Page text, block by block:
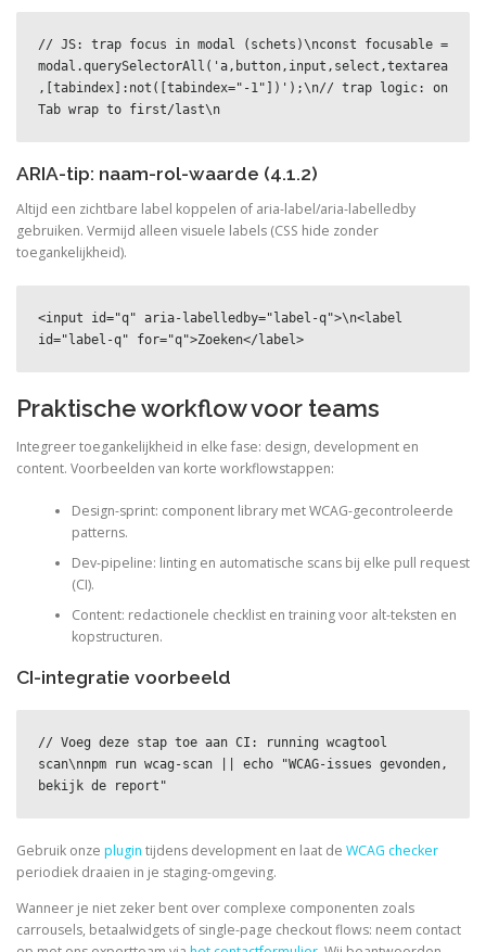
// JS: trap focus in modal (schets)\nconst focusable =
modal.querySelectorAll('a,button,input,select,textarea
,[tabindex]:not([tabindex="-1"])');\n// trap logic: on
Tab wrap to first/last\n
ARIA-tip: naam-rol-waarde (4.1.2)
Altijd een zichtbare label koppelen of aria-label/aria-labelledby
gebruiken. Vermijd alleen visuele labels (CSS hide zonder
toegankelijkheid).
<input id="q" aria-labelledby="label-q">\n<label
id="label-q" for="q">Zoeken</label>
Praktische workflow voor teams
Integreer toegankelijkheid in elke fase: design, development en
content. Voorbeelden van korte workflowstappen:
Design-sprint: component library met WCAG-gecontroleerde
patterns.
Dev-pipeline: linting en automatische scans bij elke pull request
(CI).
Content: redactionele checklist en training voor alt-teksten en
kopstructuren.
CI-integratie voorbeeld
// Voeg deze stap toe aan CI: running wcagtool
scan\nnpm run wcag-scan || echo "WCAG-issues gevonden,
bekijk de report"
Gebruik onze plugin tijdens development en laat de WCAG checker
periodiek draaien in je staging-omgeving.
Wanneer je niet zeker bent over complexe componenten zoals
carrousels, betaalwidgets of single-page checkout flows: neem contact